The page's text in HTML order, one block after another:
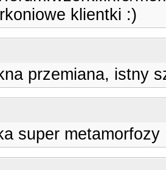
klientki :)
przemiana, istny
super metamorfozy